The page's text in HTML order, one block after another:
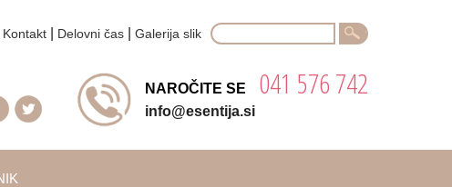
Kontakt Delovni čas Galerija slik
Search
NAROČITE SE 041 576 742
info@esentija.si